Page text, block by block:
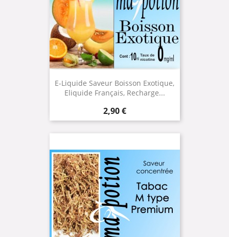
E-Liquide Saveur Boisson Exotique,
Eliquide Français, Recharge...
Prix
2,90 €